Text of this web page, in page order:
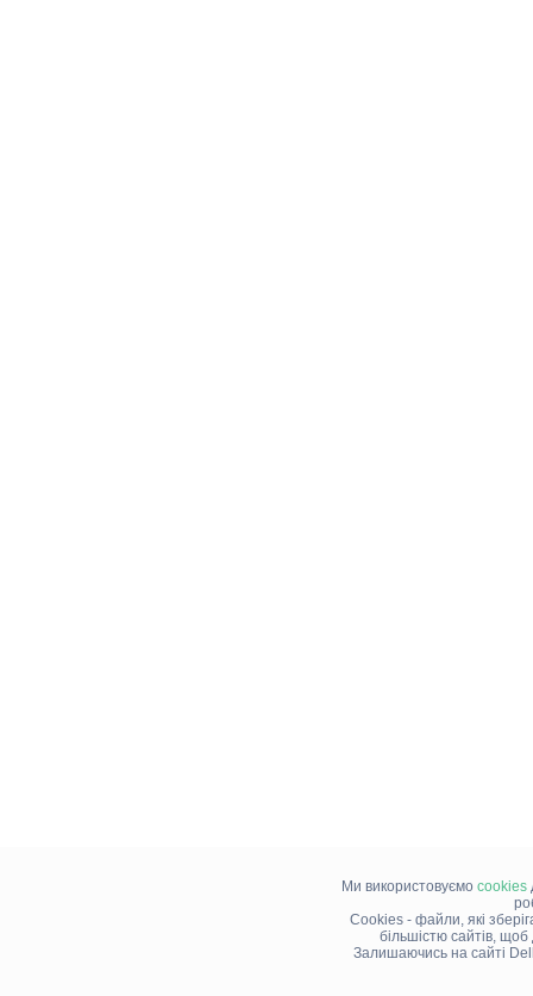
Ми використовуємо cookies
Cookies - файли, які
більшістю сайтів,
Залишаючись на сайті